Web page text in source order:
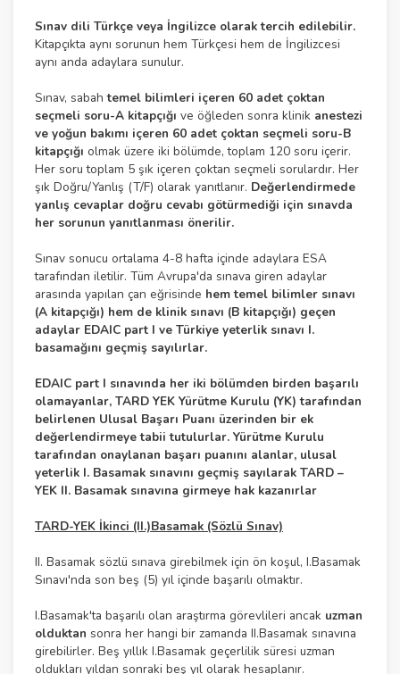
Sınav dili Türkçe veya İngilizce olarak tercih edilebilir.
Kitapçıkta aynı sorunun hem Türkçesi hem de İngilizcesi
aynı anda adaylara sunulur.
Sınav, sabahtemel bilimleri içeren 60 adet çoktan
seçmeli soru-A kitapçığı ve öğleden sonra klinik anestezi
ve yoğun bakımı içeren 60 adet çoktan seçmeli soru-B
kitapçığı olmak üzere iki bölümde, toplam 120 soru içerir.
Her soru toplam 5 şık içeren çoktan seçmeli sorulardır. Her
şık Doğru/Yanlış (T/F) olarak yanıtlanır. Değerlendirmede
yanlış cevaplar doğru cevabı götürmediği için sınavda
her sorunun yanıtlanması önerilir.
Sınav sonucu ortalama 4-8 hafta içinde adaylara ESA
tarafından iletilir. Tüm Avrupa'da sınava giren adaylar
arasında yapılan çan eğrisinde hem temel bilimler sınavı
(A kitapçığı) hem de klinik sınavı (B kitapçığı) geçen
adaylar EDAIC part I ve Türkiye yeterlik sınavı I.
basamağını geçmiş sayılırlar.
EDAIC part I sınavında her iki bölümden birden başarılı
olamayanlar, TARD YEK Yürütme Kurulu (YK) tarafından
belirlenen Ulusal Başarı Puanı üzerinden bir ek
değerlendirmeye tabii tutulurlar. Yürütme Kurulu
tarafından onaylanan başarı puanını alanlar, ulusal
yeterlik I. Basamak sınavını geçmiş sayılarak TARD –
YEK II. Basamak sınavına girmeye hak kazanırlar
TARD-YEK İkinci (II.)Basamak (Sözlü Sınav)
II. Basamak sözlü sınava girebilmek için ön koşul, I.Basamak
Sınavı'nda son beş (5) yıl içinde başarılı olmaktır.
I.Basamak'ta başarılı olan araştırma görevlileri ancak uzman
olduktan sonra her hangi bir zamanda II.Basamak sınavına
girebilirler. Beş yıllık I.Basamak geçerlilik süresi uzman
oldukları yıldan sonraki beş yıl olarak hesaplanır.